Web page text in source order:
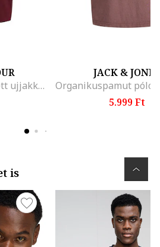
Kerek nyakú póló ejtett ujjakkal, Bordó
JACK & JONES
5.999 Ft
is